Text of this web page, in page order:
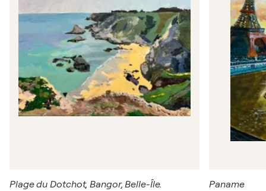
Plage du Dotchot, Bangor, Belle-Île. Paname